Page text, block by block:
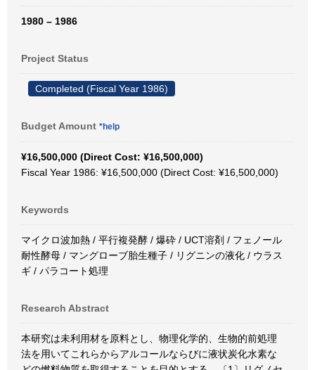
1980 – 1986
Project Status
Completed (Fiscal Year 1986)
Budget Amount *help
¥16,500,000 (Direct Cost: ¥16,500,000)
Fiscal Year 1986: ¥16,500,000 (Direct Cost: ¥16,500,000)
Keywords
マイクロ波加熱 / 平行複発酵 / 爆砕 / UCT溶剤 / フェノール
耐性酵母 / マングローブ胎生種子 / リグニンの液化 / ウラス
ギ / パラコート処理
Research Abstract
本研究は未利用材を原料とし、物理化学的、生物的前処理
法を用いてこれらからアルコールならびに液状炭化水素な